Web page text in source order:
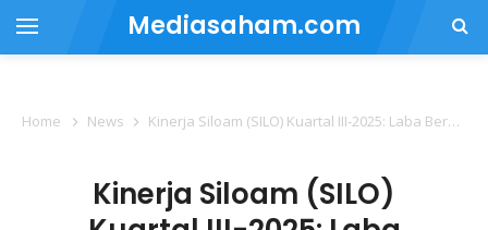
Mediasaham.com
Home News Kinerja Siloam (SILO) Kuartal III-2025: Laba Bersih Melonjak 45%, Momentum Positif Terja
Kinerja Siloam (SILO)